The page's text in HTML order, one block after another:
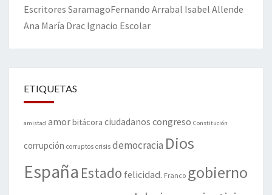
Escritores SaramagoFernando Arrabal Isabel Allende
Ana María Drac Ignacio Escolar
ETIQUETAS
amistad amorbitácora ciudadanos congreso Constitución
corrupción corruptos crisis democracia Dios
España Estado felicidad. Franco gobierno